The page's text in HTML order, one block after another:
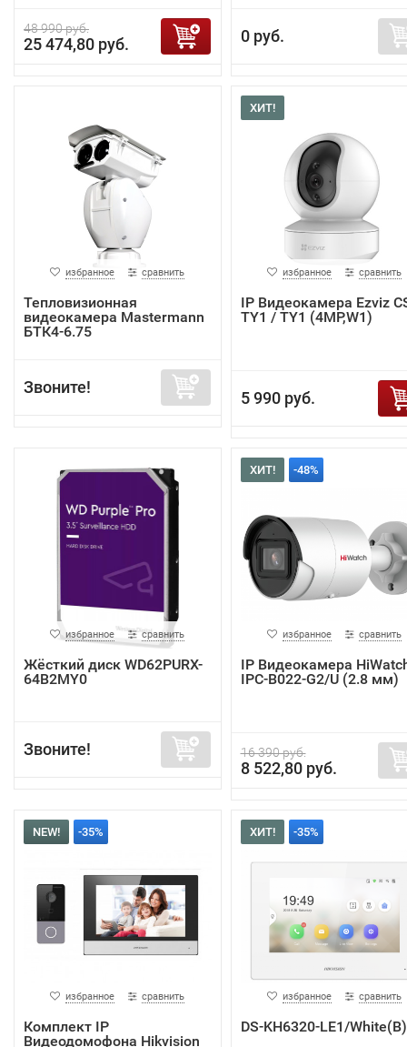
48 990 руб.
25 474,80 руб. 0 руб.
избранное сравнить
Тепловизионная
видеокамера Mastermann
БТК4-6.75
Звоните!
ХИТ!
избранное сравнить
IP Видеокамера Ezviz
TY1 / TY1 (4MP,W1)
5 990 руб.
избранное сравнить
Жёсткий диск WD62PURX-
64B2MY0
Звоните!
ХИТ! -48%
избранное сравнить
IP Видеокамера
IPC-B022-G2/U (2.8 мм)
16 390 руб.
8 522,80 руб.
NEW! -35%
избранное сравнить
Комплект IP
Видеодомофона Hikvision
ХИТ! -35%
избранное сравнить
DS-KH6320-LE1/White(B)